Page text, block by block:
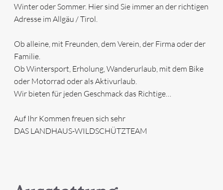
Winter oder Sommer. Hier sind Sie immer an der richtigen
Adresse im Allgäu / Tirol.
Ob alleine, mit Freunden, dem Verein, der Firma oder der
Familie.
Ob Wintersport, Erholung, Wanderurlaub, mit dem Bike
oder Motorrad oder als Aktivurlaub.
Wir bieten für jeden Geschmack das Richtige…
Auf Ihr Kommen freuen sich sehr
DAS LANDHAUS-WILDSCHÜTZTEAM